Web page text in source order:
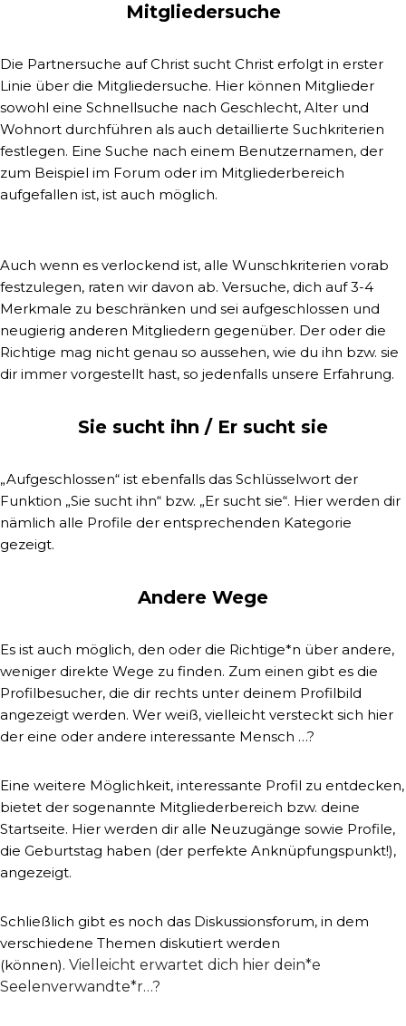
Mitgliedersuche
Die Partnersuche auf Christ sucht Christ erfolgt in erster
Linie über die Mitgliedersuche. Hier können Mitglieder
sowohl eine Schnellsuche nach Geschlecht, Alter und
Wohnort durchführen als auch detaillierte Suchkriterien
festlegen. Eine Suche nach einem Benutzernamen, der
zum Beispiel im Forum oder im Mitgliederbereich
aufgefallen ist, ist auch möglich.
Auch wenn es verlockend ist, alle Wunschkriterien vorab
festzulegen, raten wir davon ab. Versuche, dich auf 3-4
Merkmale zu beschränken und sei aufgeschlossen und
neugierig anderen Mitgliedern gegenüber. Der oder die
Richtige mag nicht genau so aussehen, wie du ihn bzw. sie
dir immer vorgestellt hast, so jedenfalls unsere Erfahrung.
Sie sucht ihn / Er sucht sie
„Aufgeschlossen“ ist ebenfalls das Schlüsselwort der
Funktion „Sie sucht ihn“ bzw. „Er sucht sie“. Hier werden dir
nämlich alle Profile der entsprechenden Kategorie
gezeigt.
Andere Wege
Es ist auch möglich, den oder die Richtige*n über andere,
weniger direkte Wege zu finden. Zum einen gibt es die
Profilbesucher, die dir rechts unter deinem Profilbild
angezeigt werden. Wer weiß, vielleicht versteckt sich hier
der eine oder andere interessante Mensch …?
Eine weitere Möglichkeit, interessante Profil zu entdecken,
bietet der sogenannte Mitgliederbereich bzw. deine
Startseite. Hier werden dir alle Neuzugänge sowie Profile,
die Geburtstag haben (der perfekte Anknüpfungspunkt!),
angezeigt.
Schließlich gibt es noch das Diskussionsforum, in dem
verschiedene Themen diskutiert werden
(können). Vielleicht erwartet dich hier dein*e
Seelenverwandte*r…?